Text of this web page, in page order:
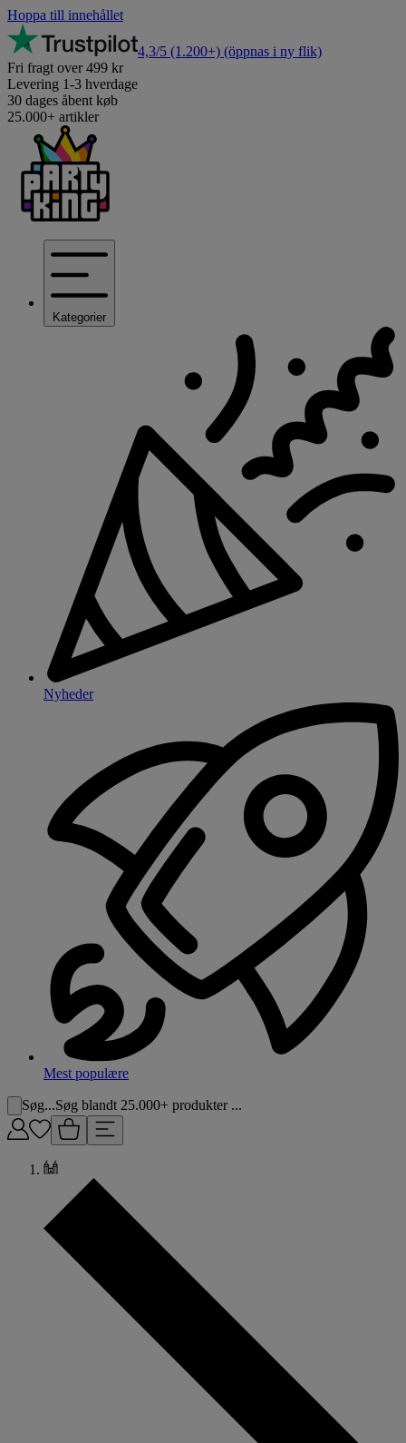
Hoppa till innehållet
4,3/5 (1.200+) (öppnas i ny flik)
Fri fragt over 499 kr
Levering 1-3 hverdage
30 dages åbent køb
25.000+ artikler
Kategorier
Nyheder
Mest populære
Søg...Søg blandt 25.000+ produkter ...